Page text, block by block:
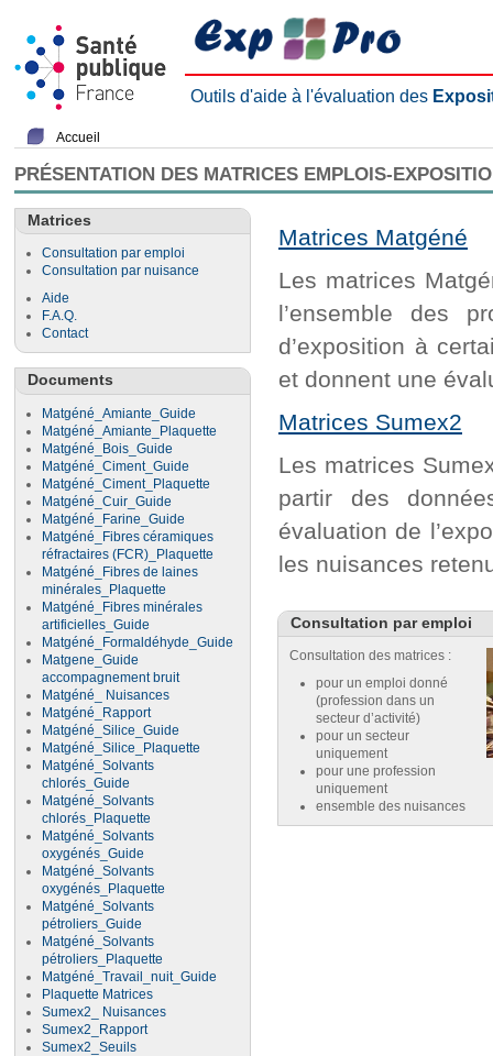
Outils d'aide à l'évaluation des
Accueil
PRÉSENTATION DES MATRICES EMPLOIS-
Matrices
Consultation par emploi
Consultation par nuisance
Aide
F.A.Q.
Contact
Documents
Matgéné_Amiante_Guide
Matgéné_Amiante_Plaquette
Matgéné_Bois_Guide
Matgéné_Ciment_Guide
Matgéné_Ciment_Plaquette
Matgéné_Cuir_Guide
Matgéné_Farine_Guide
Matgéné_Fibres céramiques
réfractaires (FCR)_Plaquette
Matgéné_Fibres de laines
minérales_Plaquette
Matgéné_Fibres minérales
artificielles_Guide
Matgéné_Formaldéhyde_Guide
Matgene_Guide
accompagnement bruit
Matgéné_ Nuisances
Matgéné_Rapport
Matgéné_Silice_Guide
Matgéné_Silice_Plaquette
Matgéné_Solvants
chlorés_Guide
Matgéné_Solvants
chlorés_Plaquette
Matgéné_Solvants
oxygénés_Guide
Matgéné_Solvants
oxygénés_Plaquette
Matgéné_Solvants
pétroliers_Guide
Matgéné_Solvants
pétroliers_Plaquette
Matgéné_Travail_nuit_Guide
Plaquette Matrices
Sumex2_ Nuisances
Sumex2_Rapport
Sumex2_Seuils
Matrices Matgéné
Les matrices
l’ensemble des
d’exposition à
et donnent une
Matrices Sumex2
Les matrices
partir des
évaluation de
les nuisances
Consultation par emploi
Consultation des matrices :
pour un emploi donné
(profession dans un
secteur d’activité)
pour un secteur
uniquement
pour une profession
uniquement
ensemble des nuisances